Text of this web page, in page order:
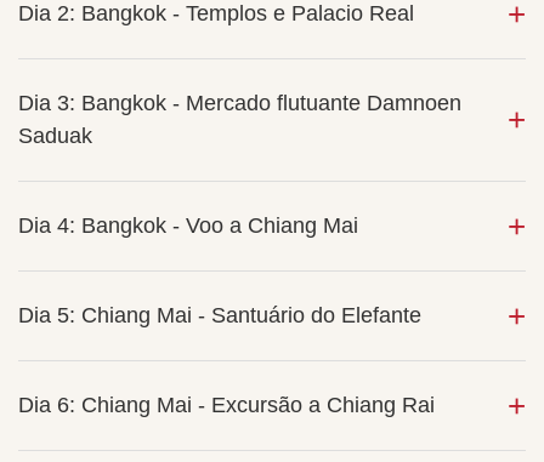
Dia 2: Bangkok - Templos e Palacio Real
Dia 3: Bangkok - Mercado flutuante Damnoen
Saduak
Dia 4: Bangkok - Voo a Chiang Mai
Dia 5: Chiang Mai - Santuário do Elefante
Dia 6: Chiang Mai - Excursão a Chiang Rai